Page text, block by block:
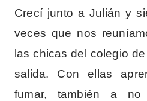
Crecí junto a Julián y
veces que nos
las chicas del colegio
salida. Con ellas
fumar, también a